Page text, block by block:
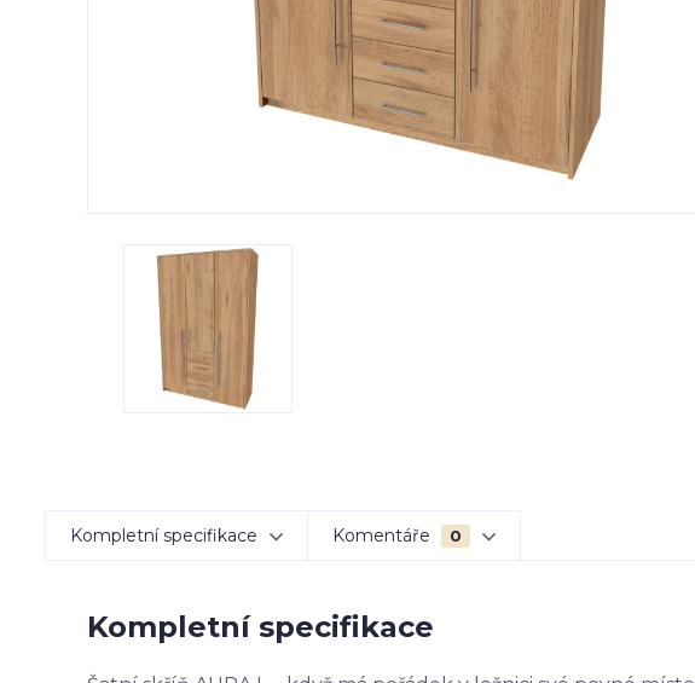
Kompletní specifikace Komentáře 0
Kompletní specifikace